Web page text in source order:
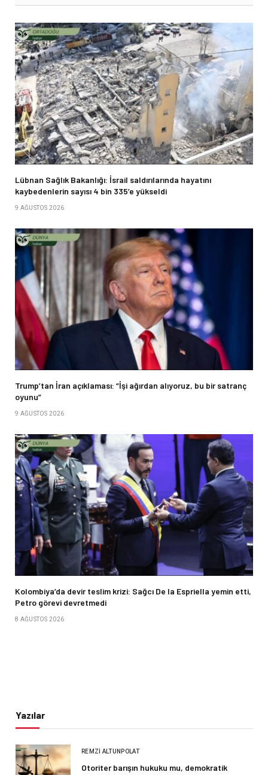
Lübnan Sağlık Bakanlığı: İsrail saldırılarında hayatını
kaybedenlerin sayısı 4 bin 335’e yükseldi
9 AĞUSTOS 2026
Trump’tan İran açıklaması: “İşi ağırdan alıyoruz, bu bir satranç
oyunu”
9 AĞUSTOS 2026
Kolombiya’da devir teslim krizi: Sağcı De la Espriella yemin etti,
Petro görevi devretmedi
8 AĞUSTOS 2026
Yazılar
REMZI ALTUNPOLAT
Otoriter barışın hukuku mu, demokratik